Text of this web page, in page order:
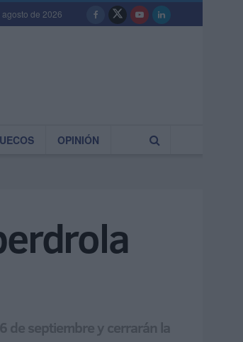
de 2026
OPINIÓN
de septiembre y cerrarán la